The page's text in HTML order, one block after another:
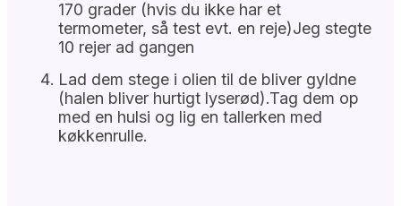
170 grader (hvis du ikke har et
termometer, så test evt. en reje)Jeg stegte
10 rejer ad gangen
Lad dem stege i olien til de bliver gyldne
(halen bliver hurtigt lyserød).Tag dem op
med en hulsi og lig en tallerken med
køkkenrulle.